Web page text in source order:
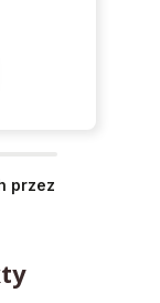
przez